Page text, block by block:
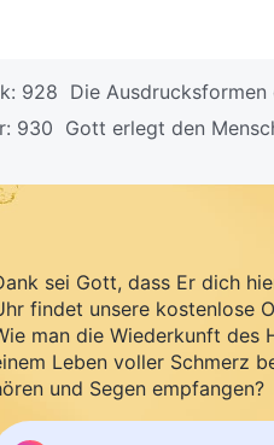
928 Die
930 Gott erlegt den
sei Gott, dass Er dich
findet unsere kostenlose
man die Wiederkunft des
Leben voller Schmerz
und Segen empfangen?